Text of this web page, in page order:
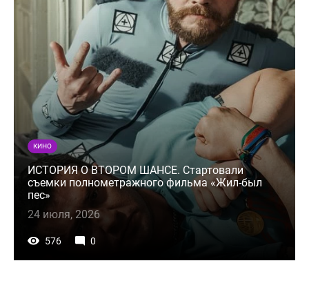
КИНО
ИСТОРИЯ О ВТОРОМ ШАНСЕ. Стартовали
съемки полнометражного фильма «Жил-был
пес»
24 июля, 2026
576 0